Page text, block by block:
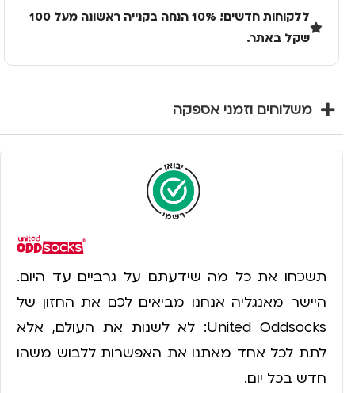
ללקוחות חדשים! 10% הנחה בקנייה ראשונה מעל 100
שקל באתר.
משלוחים וזמני אספקה
תשכחו את כל מה שידעתם על גרביים עד היום.
היישר מאנגליה אנחנו מביאים לכם את החזון של
United Oddsocks: לא לשנות את העולם, אלא
לתת לכל אחד מאתנו את האפשרות ללבוש משהו
חדש בכל יום.